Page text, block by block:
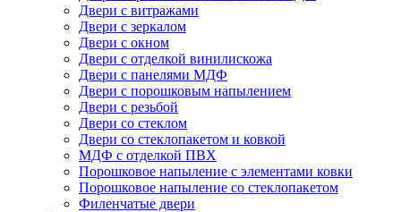
Двери с витражами
Двери с зеркалом
Двери с окном
Двери с отделкой винилискожа
Двери с панелями МДФ
Двери с порошковым напылением
Двери с резьбой
Двери со стеклом
Двери со стеклопакетом и ковкой
МДФ с отделкой ПВХ
Порошковое напыление с элементами ковки
Порошковое напыление со стеклопакетом
Филенчатые двери